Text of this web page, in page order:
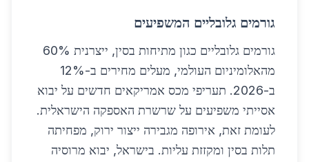
גורמים גלובליים המשפיעים
גורמים גלובליים כגון מתיחות בסין, ייצרנית 60%
מהאלומיניום העולמי, מעלים מחירים ב-12%
ב-2026. תעריפי מכס אמריקאים חדשים על יבוא
אסייתי משפיעים על שרשרת האספקה הישראלית.
לעומת זאת, אירופה מגבירה ייצור ירוק, מפחיתה
תלות בסין ומקזזת עליות. בישראל, יבוא מרוסיה